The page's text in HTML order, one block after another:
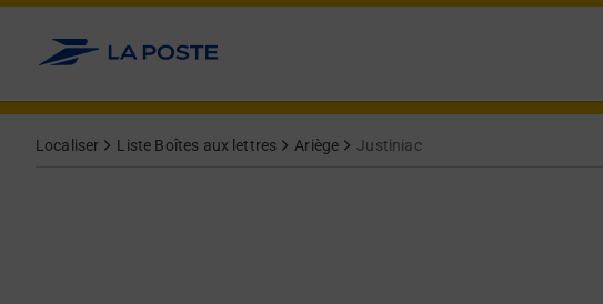
Allez au contenu
Localiser Liste Boîtes aux lettres Ariège Justiniac